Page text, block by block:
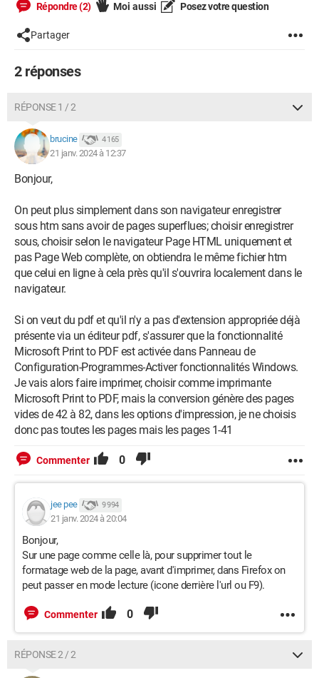
Papy BN
Répondre (2) Moi aussi Posez votre question
Partager
2 réponses
RÉPONSE 1 / 2
brucine 4 165
21 janv. 2024 à 12:37
Bonjour,
On peut plus simplement dans son navigateur enregistrer
sous htm sans avoir de pages superflues; choisir enregistrer
sous, choisir selon le navigateur Page HTML uniquement et
pas Page Web complète, on obtiendra le même fichier htm
que celui en ligne à cela près qu'il s'ouvrira localement dans le
navigateur.
Si on veut du pdf et qu'il n'y a pas d'extension appropriée déjà
présente via un éditeur pdf, s'assurer que la fonctionnalité
Microsoft Print to PDF est activée dans Panneau de
Configuration-Programmes-Activer fonctionnalités Windows.
Je vais alors faire imprimer, choisir comme imprimante
Microsoft Print to PDF, mais la conversion génère des pages
vides de 42 à 82, dans les options d'impression, je ne choisis
donc pas toutes les pages mais les pages 1-41
Commenter 0
jee pee 9 994
21 janv. 2024 à 20:04
Bonjour,
Sur une page comme celle là, pour supprimer tout le
formatage web de la page, avant d'imprimer, dans Firefox on
peut passer en mode lecture (icone derrière l'url ou F9).
Commenter 0
RÉPONSE 2 / 2